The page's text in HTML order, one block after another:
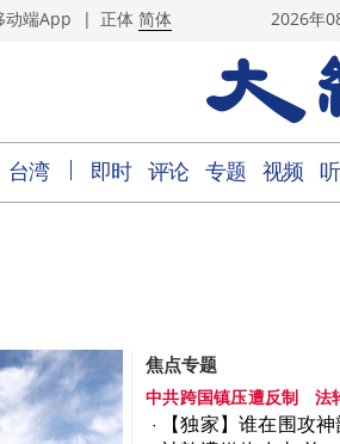
动端App | 正体 简体 2026年
台湾 即时 评论 专题 视频
焦点专题
中共跨国镇压遭反制 法
【独家】谁在围攻